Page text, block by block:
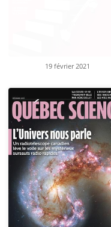
19 février 2021